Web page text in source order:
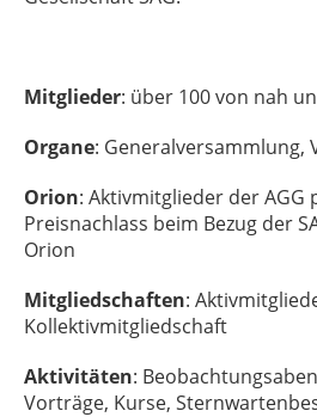
Mitglieder: über 100 von nah
Organe: Generalversammlung,
Orion: Aktivmitglieder der
Preisnachlass beim Bezug der
Orion
Mitgliedschaften:
Kollektivmitgliedschaft
Aktivitäten:
Vorträge, Kurse,